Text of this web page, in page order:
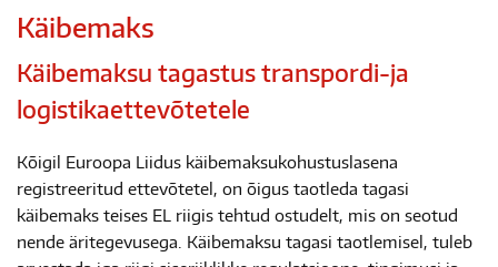
Käibemaks
Käibemaksu tagastus transpordi-ja
logistikaettevõtetele
Kõigil Euroopa Liidus käibemaksukohustuslasena
registreeritud ettevõtetel, on õigus taotleda tagasi
käibemaks teises EL riigis tehtud ostudelt, mis on seotud
nende äritegevusega. Käibemaksu tagasi taotlemisel, tuleb